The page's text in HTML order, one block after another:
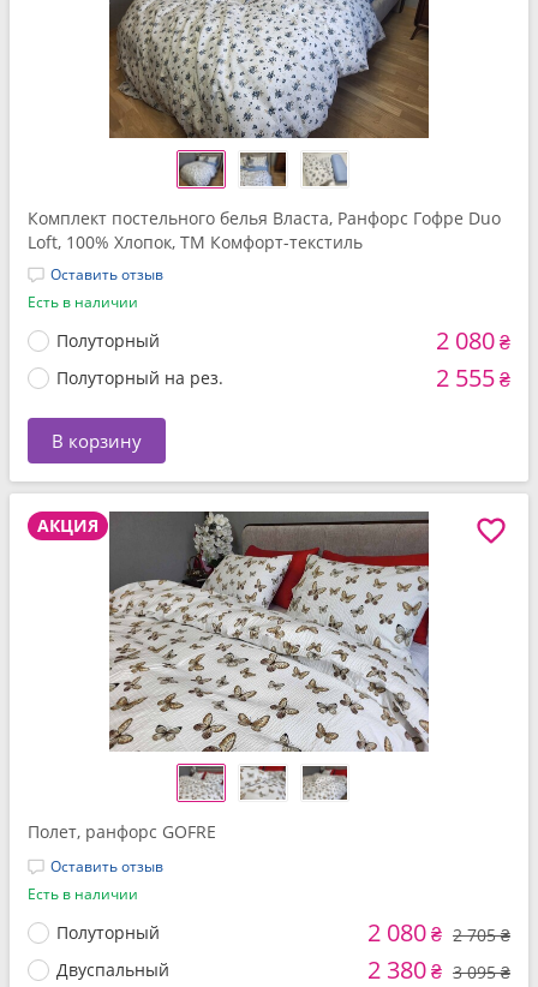
Комплект постельного белья Власта, Ранфорс Гофре Duo
Loft, 100% Хлопок, ТМ Комфорт-текстиль
Оставить отзыв
Есть в наличии
Полуторный 2 080₴
Полуторный на рез. 2 555₴
В корзину
АКЦИЯ
Полет, ранфорс GOFRE
Оставить отзыв
Есть в наличии
Полуторный 2 080₴ 2 705 ₴
Двуспальный
2 380₴ 3 095 ₴